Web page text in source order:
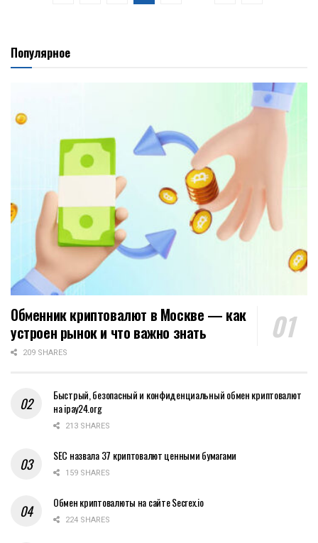
Популярное
Обменник криптовалют в Москве — как
устроен рынок и что важно знать
209 SHARES
Быстрый, безопасный и конфиденциальный обмен криптовалют
на ipay24.org
213 SHARES
SEC назвала 37 криптовалют ценными бумагами
159 SHARES
Обмен криптовалюты на сайте Secrex.io
224 SHARES